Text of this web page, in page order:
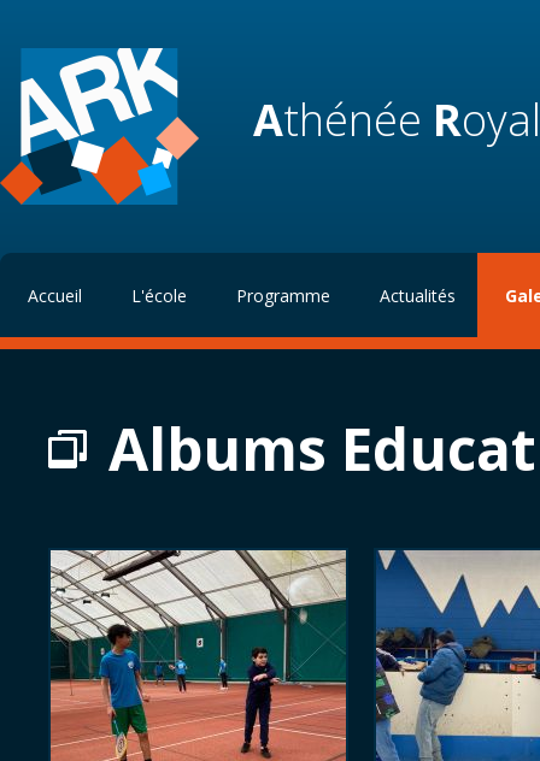
Athénée R
Accueil L'école Programme Actualités
Albums